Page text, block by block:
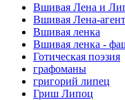
Вшивая Лена и
Вшивая Лена-
Вшивая ленка
Вшивая ленка -
Готическая поэзия
графоманы
григорий липец
Гриш Липоц